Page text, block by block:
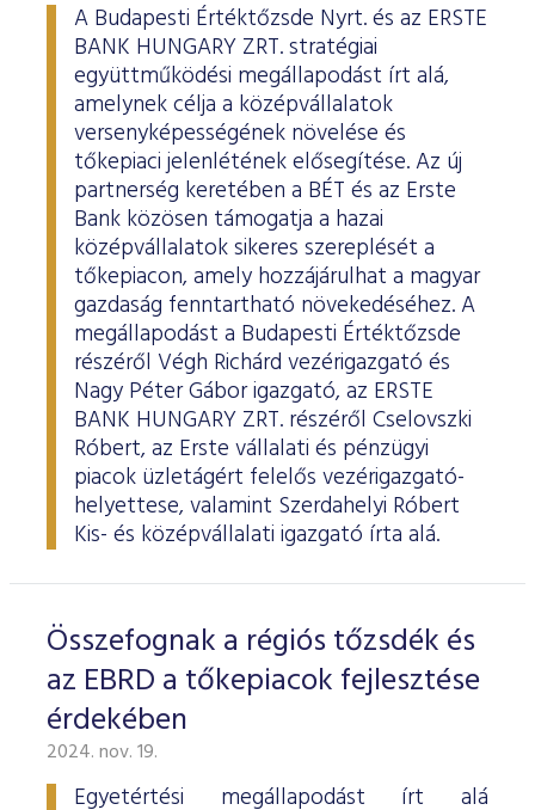
A Budapesti Értéktőzsde Nyrt. és az ERSTE
BANK HUNGARY ZRT. stratégiai
együttműködési megállapodást írt alá,
amelynek célja a középvállalatok
versenyképességének növelése és
tőkepiaci jelenlétének elősegítése. Az új
partnerség keretében a BÉT és az Erste
Bank közösen támogatja a hazai
középvállalatok sikeres szereplését a
tőkepiacon, amely hozzájárulhat a magyar
gazdaság fenntartható növekedéséhez. A
megállapodást a Budapesti Értéktőzsde
részéről Végh Richárd vezérigazgató és
Nagy Péter Gábor igazgató, az ERSTE
BANK HUNGARY ZRT. részéről Cselovszki
Róbert, az Erste vállalati és pénzügyi
piacok üzletágért felelős vezérigazgató-
helyettese, valamint Szerdahelyi Róbert
Kis- és középvállalati igazgató írta alá.
Összefognak a régiós tőzsdék és
az EBRD a tőkepiacok fejlesztése
érdekében
2024. nov. 19.
Egyetértési megállapodást írt alá